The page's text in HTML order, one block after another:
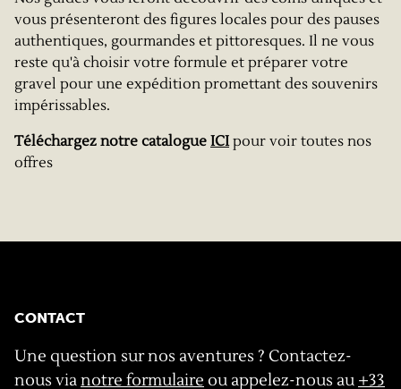
vous présenteront des figures locales pour des pauses
authentiques, gourmandes et pittoresques. Il ne vous
reste qu'à choisir votre formule et préparer votre
gravel pour une expédition promettant des souvenirs
impérissables.
Téléchargez notre catalogue ICIpour voir toutes nos
offres
CONTACT
Une question sur nos aventures ? Contactez-
nous vianotre formulaire ou appelez-nous au +33